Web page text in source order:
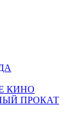
КИНО
ПРОКАТ